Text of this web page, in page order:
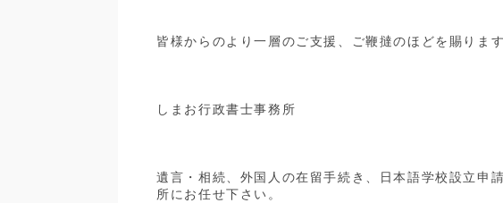
皆様からのより一層のご支援、ご鞭撻のほどを賜りま
しまお行政書士事務所
遺言・相続、外国人の在留手続き、日本語学校設立申
所にお任せ下さい。